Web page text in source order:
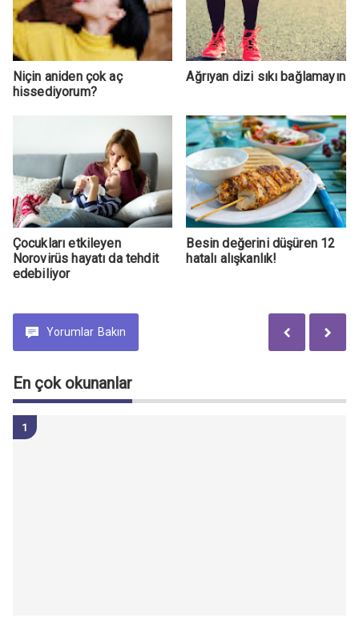
Niçin aniden çok aç
hissediyorum?
Ağrıyan dizi sıkı bağlamayın
Çocukları etkileyen
Norovirüs hayatı da tehdit
edebiliyor
Besin değerini düşüren 12
hatalı alışkanlık!
Yorumlar Bakın
En çok okunanlar